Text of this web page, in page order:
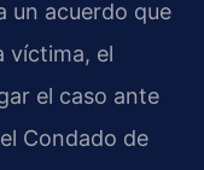
un acuerdo que
víctima, el
el caso ante
Condado de